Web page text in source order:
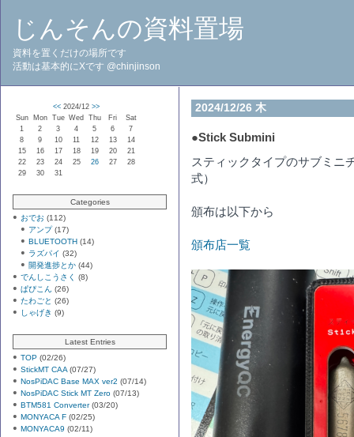
じんそんの資料置場
資料を置くだけの場所です
活動は基本的にXです @chinjinson
<< 2024/12 >>
Sun
Mon Tue Wed Thu Fri
Sat
1
2 3 4 5 6
7
8
9 10 11 12 13
14
15
16 17 18 19 20
21
22
23 24 25 26 27
28
29
30 31
Categories
おでお (112)
アンプ(17)
BLUETOOTH (14)
ラズパイ (32)
開発進捗とか (44)
でんしこうさく (8)
ぱぴこん (26)
たわごと (26)
しゃげき (9)
Latest Entries
TOP (02/26)
StickMT CAA (07/27)
NosPiDAC Base MAX ver2 (07/14)
NosPiDAC Stick MT Zero (07/13)
BTM581 Converter(03/20)
MONYACA F (02/25)
MONYACA9 (02/11)
2024/12/26 木
●Stick Submini
スティックタイプのサブミ
式）
頒布は以下から
頒布店一覧